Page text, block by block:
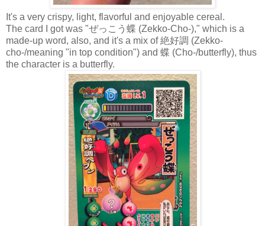
It's a very crispy, light, flavorful and enjoyable cereal.
The card I got was "ぜっこう蝶 (Zekko-Cho-)," which is a
made-up word, also, and it's a mix of 絶好調 (Zekko-
cho-/meaning "in top condition") and 蝶 (Cho-/butterfly), thus
the character is a butterfly.